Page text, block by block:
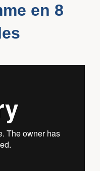
en 8